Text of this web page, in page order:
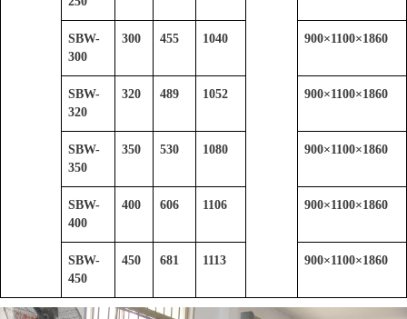
SBW-
300
300 455 1040 900×1100×1860
SBW-
320
320 489 1052 900×1100×1860
SBW-
350
350 530 1080 900×1100×1860
SBW-
400
400 606 1106 900×1100×1860
SBW-
450
450 681 1113 900×1100×1860